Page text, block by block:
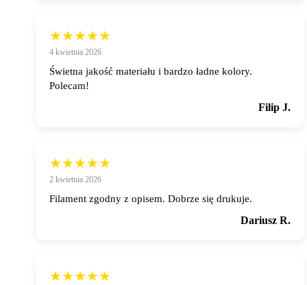
★★★★★
4 kwietnia 2026
Świetna jakość materiału i bardzo ładne kolory.
Polecam!
Filip J.
★★★★★
2 kwietnia 2026
Filament zgodny z opisem. Dobrze się drukuje.
Dariusz R.
★★★★★